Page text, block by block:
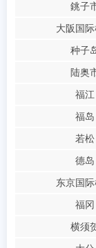
銚子
大阪国
种子
陆奥
福江
福岛
若松
德岛
东京国
福冈
横须